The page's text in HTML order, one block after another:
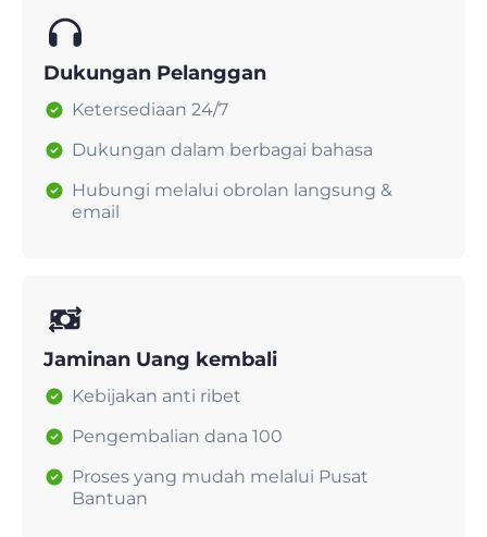
Dukungan Pelanggan
Ketersediaan 24/7
Dukungan dalam berbagai bahasa
Hubungi melalui obrolan langsung &
email
Jaminan Uang kembali
Kebijakan anti ribet
Pengembalian dana 100
Proses yang mudah melalui Pusat
Bantuan